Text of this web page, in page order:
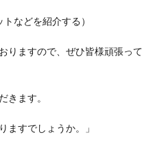
トなどを紹介する）
りますので、ぜひ皆様頑張って
きます。
ますでしょうか。」